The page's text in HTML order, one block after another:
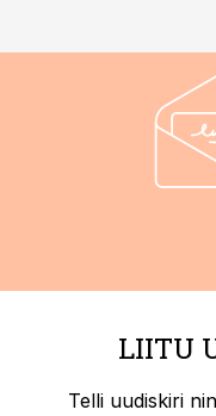
LIITU
Telli uudiskiri